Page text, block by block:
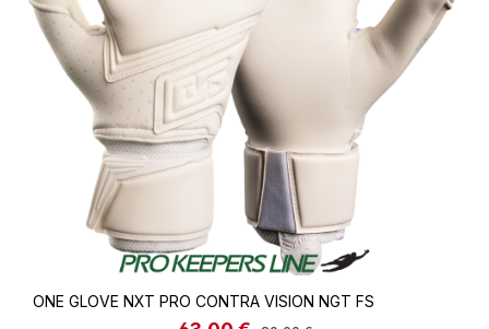
ONE GLOVE NXT PRO CONTRA VISION NGT FS